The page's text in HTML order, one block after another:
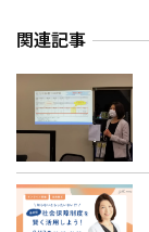
関連記事